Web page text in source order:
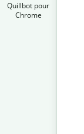
Quillbot pour
Chrome